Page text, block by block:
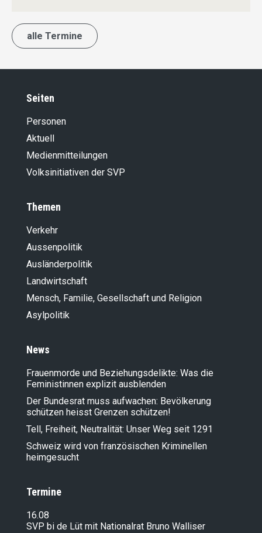
alle Termine
Seiten
Personen
Aktuell
Medienmitteilungen
Volksinitiativen der SVP
Themen
Verkehr
Aussenpolitik
Ausländer­politik
Landwirt­schaft
Mensch, Familie, Gesellschaft und Religion
Asylpolitik
News
Frauenmorde und Beziehungsdelikte: Was die
Feministinnen explizit ausblenden
Der Bundesrat muss aufwachen: Bevölkerung
schützen heisst Grenzen schützen!
Tell, Freiheit, Neutralität: Unser Weg seit 1291
Schweiz wird von französischen Kriminellen
heimgesucht
Termine
16.08
SVP bi de Lüt mit Nationalrat Bruno Walliser